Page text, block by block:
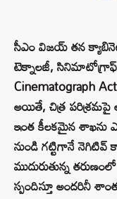
సీఎం విజయ్ తన
టెక్నాలజీ, సినిమాటోగ్రాఫ్
Cinematograph
అయితే, చిత్ర
ఇంత కీలకమైన శాఖను
నుండి గట్టిగానే
ముదురుతున్న
స్పందిస్తూ అందరినీ